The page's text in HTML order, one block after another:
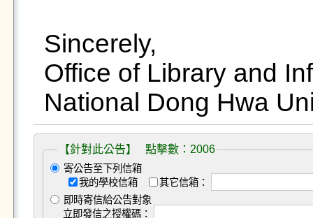
Sincerely,
Office of Library and
National Dong Hwa
【針對此公告】 點擊數：2006
寄公告至下列信箱
我的學校信箱
其它信箱：
即時寄信給公告對象
立即發信之授權碼：